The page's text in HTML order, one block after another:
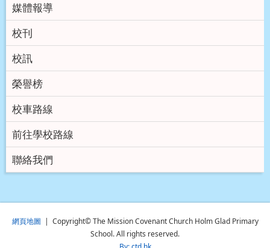
媒體報導
校刊
校訊
榮譽榜
校車路線
前往學校路線
聯絡我們
網頁地圖 | Copyright© The Mission Covenant Church Holm Glad Primary
School. All rights reserved.